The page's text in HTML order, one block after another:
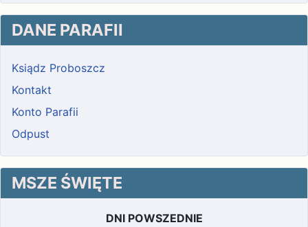
DANE PARAFII
Ksiądz Proboszcz
Kontakt
Konto Parafii
Odpust
MSZE ŚWIĘTE
DNI POWSZEDNIE